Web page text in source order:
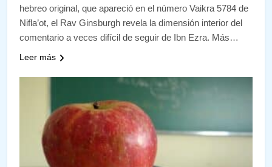
hebreo original, que apareció en el número Vaikra 5784 de
Nifla’ot, el Rav Ginsburgh revela la dimensión interior del
comentario a veces difícil de seguir de Ibn Ezra. Más…
Leer más